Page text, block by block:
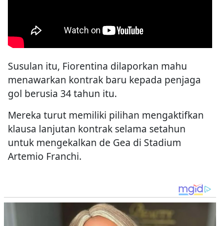
Susulan itu, Fiorentina dilaporkan mahu
menawarkan kontrak baru kepada penjaga
gol berusia 34 tahun itu.
Mereka turut memiliki pilihan mengaktifkan
klausa lanjutan kontrak selama setahun
untuk mengekalkan de Gea di Stadium
Artemio Franchi.